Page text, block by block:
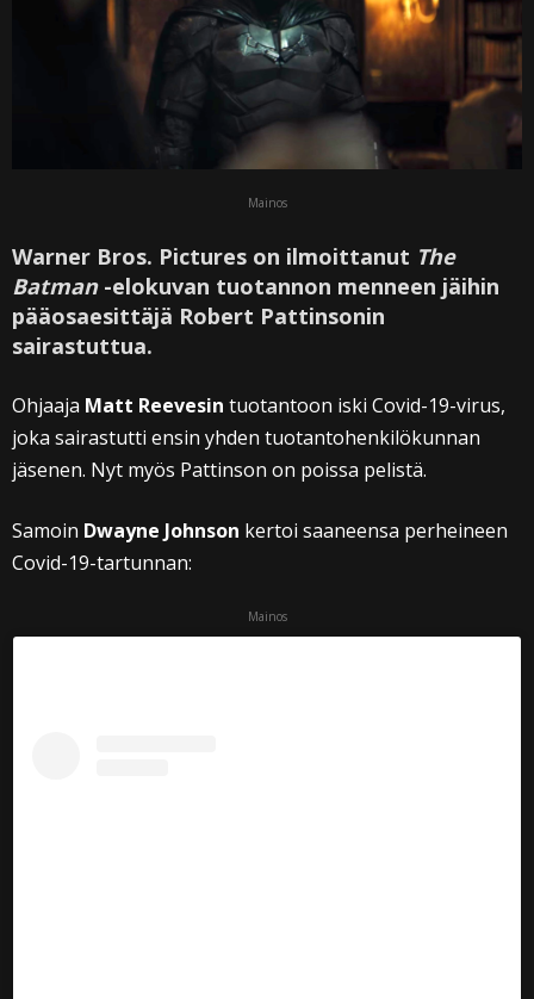
Mainos
Warner Bros. Pictures on ilmoittanut The
Batman-elokuvan tuotannon menneen jäihin
pääosaesittäjä Robert Pattinsonin
sairastuttua.
Ohjaaja Matt Reevesin tuotantoon iski Covid-19-virus,
joka sairastutti ensin yhden tuotantohenkilökunnan
jäsenen. Nyt myös Pattinson on poissa pelistä.
Samoin Dwayne Johnson kertoi saaneensa perheineen
Covid-19-tartunnan:
Mainos